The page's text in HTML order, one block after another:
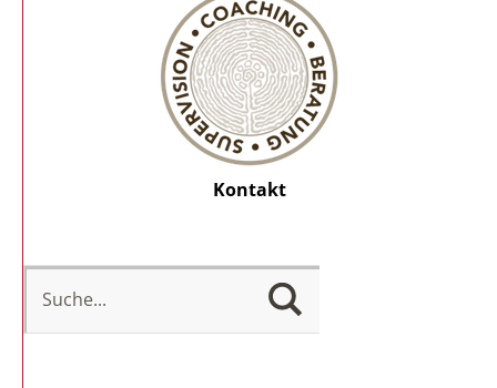
Kontakt